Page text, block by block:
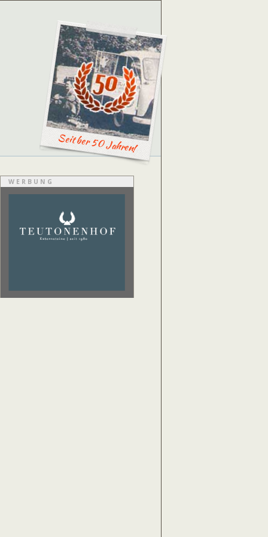
Seit ber 50 Jahren!
WERBUNG